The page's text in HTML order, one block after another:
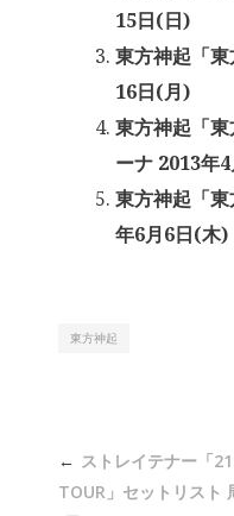
15日(日)
東方神起「
16日(月)
東方神起「
ーナ 2013年
東方神起「
年6月6日(木)
東方神起
ストレイテナー「
TOUR」セットリスト